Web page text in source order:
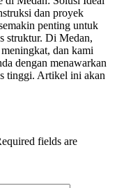
dan proyek
penting untuk
struktur. Di Medan,
dan kami
dengan menawarkan
tinggi. Artikel ini akan
fields are